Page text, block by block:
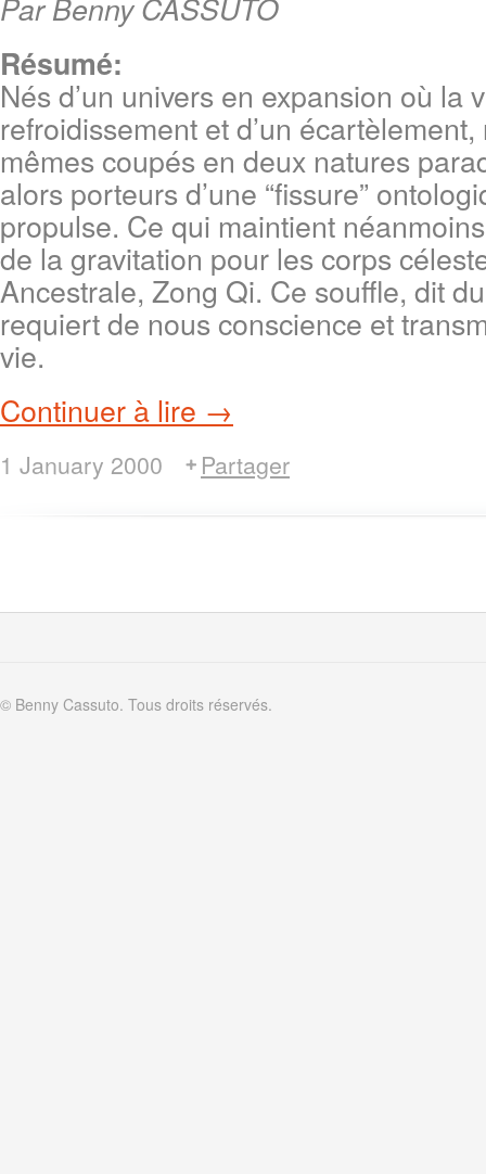
Par Benny CASSUTO
Résumé:
Nés d’un univers en expansion où la
refroidissement et d’un
mêmes coupés en deux natures
alors porteurs d’une “fissure”
propulse. Ce qui maintient
de la gravitation pour les corps
Ancestrale, Zong Qi. Ce souffle, dit
requiert de nous conscience et
vie.
Continuer à lire →
1 January 2000 Partager
© Benny Cassuto. Tous droits réservés.